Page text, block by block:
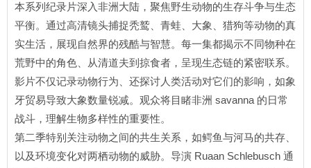
本系列纪录片深入非洲大陆，聚焦野生动物的生存斗争与生态
平衡。通过高清镜头捕捉秃鹫、青蛙、大象、猎狗等动物的真
实生活，展现自然界的残酷与智慧。每一集都揭示不同物种在
荒野中的角色、从清道夫到掠食者，呈现生态链的紧密联系。
影片不仅记录动物行为、还探讨人类活动对它们的影响，如象
牙贸易导致大象数量锐减。观众将目睹非洲 savanna 的日常
战斗，理解生物多样性的重要性。
第二季特别关注动物之间的共生关系，如鳄鱼与河马的共存、
以及环境变化对两栖动物的威胁。导演 Ruaan Schlebusch 通